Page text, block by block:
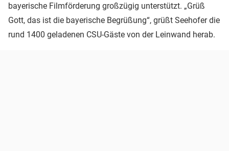
bayerische Filmförderung großzügig unterstützt. „Grüß
Gott, das ist die bayerische Begrüßung“, grüßt Seehofer die
rund 1400 geladenen CSU-Gäste von der Leinwand herab.